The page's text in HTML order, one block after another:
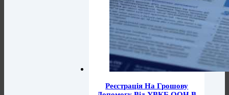
Реєстрація На Грошову